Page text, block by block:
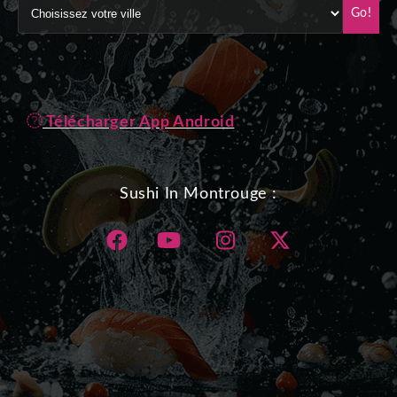
Go!
Télécharger App Android
Sushi In Montrouge :